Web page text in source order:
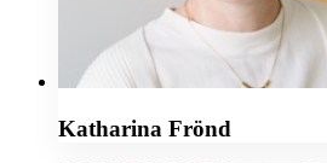
Katharina Frönd